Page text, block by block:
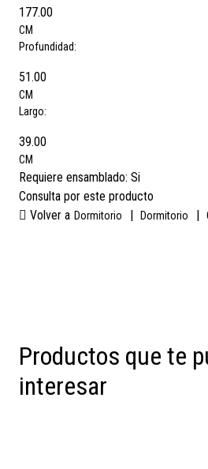
177.00
CM
Profundidad:
51.00
CM
Largo:
39.00
CM
Requiere ensamblado: Si
Consulta por este producto
Volver a Dormitorio | Dormitorio |
Productos que te
interesar